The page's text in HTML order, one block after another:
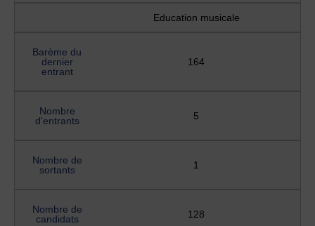
Education musicale
Barème du
dernier
entrant
164
Nombre
d'entrants
5
Nombre de
sortants
1
Nombre de
candidats
128